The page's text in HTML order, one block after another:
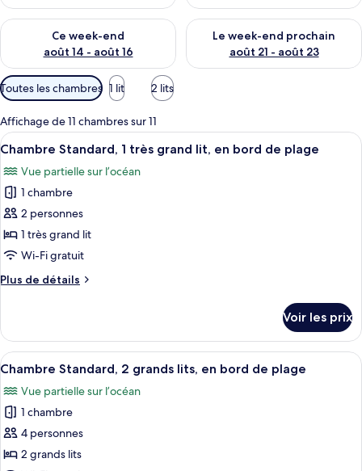
Ce week-end
août 14 - août 16
Vérifier la disponibilité pour ce week-end août 14 - août 16
Le week-end prochain
août 21 - août 23
Vérifier la disponibilité pour
Filtres
disponibles
pour
les
chambres
Toutes les chambres 1 lit 2 lits
Affichage de 11 chambres sur 11
Afficher
toutes
les
photos
pour
ce
type
chambre :
très
lit,
en
bord
de
Une chambre d’hôtel avec un grand
5
Chambre Standard, 1 très grand lit, en bord de plage
Vue partielle sur l’océan
1 chambre
2 personnes
1 très grand lit
Wi-Fi gratuit
Plus de détails
Plus
le
type
de
Chambre
Standard,
très
grand
lit,
Voir les prix
Afficher
toutes
les
photos
pour
ce
Une chambre d’hôtel avec deux
5
Chambre Standard, 2 grands lits, en bord de plage
Vue partielle sur l’océan
1 chambre
4 personnes
2 grands lits